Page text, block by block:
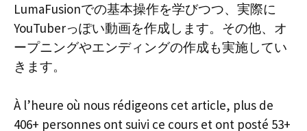
LumaFusionでの基本操作を学びつつ、実際に
YouTuberっぽい動画を作成します。その他、オ
ープニングやエンディングの作成も実施してい
きます。
À l’heure où nous rédigeons cet article, plus de
406+ personnes ont suivi ce cours et ont posté 53+